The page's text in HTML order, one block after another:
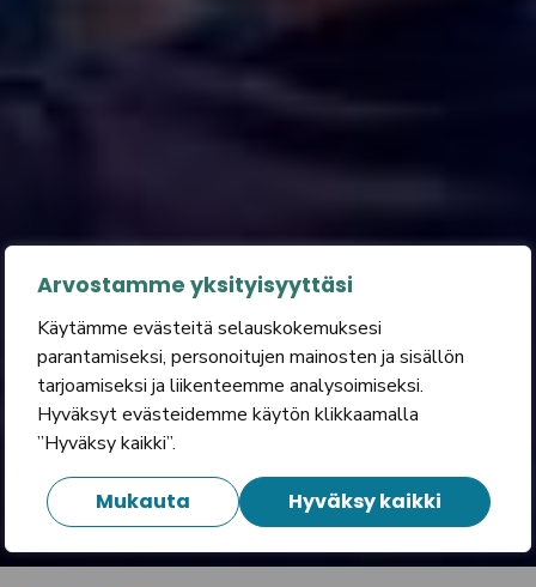
Arvostamme yksityisyyttäsi
Käytämme evästeitä selauskokemuksesi
parantamiseksi, personoitujen mainosten ja sisällön
tarjoamiseksi ja liikenteemme analysoimiseksi.
Hyväksyt evästeidemme käytön klikkaamalla
”Hyväksy kaikki”.
Mukauta Hyväksy kaikki